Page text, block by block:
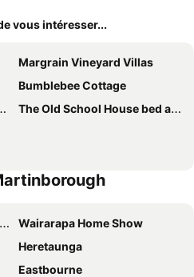
vous intéresser...
Margrain Vineyard Villas
Bumblebee Cottage
The Old School House bed and breakfast
Wairarapa Home Show
Heretaunga
Eastbourne